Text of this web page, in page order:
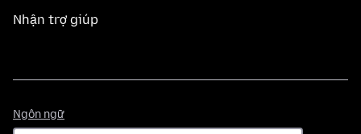
Nhận trợ giúp
Ngôn ngữ
ngữ